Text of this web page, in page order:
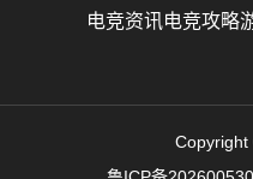
电竞资讯电竞攻略
Copyright